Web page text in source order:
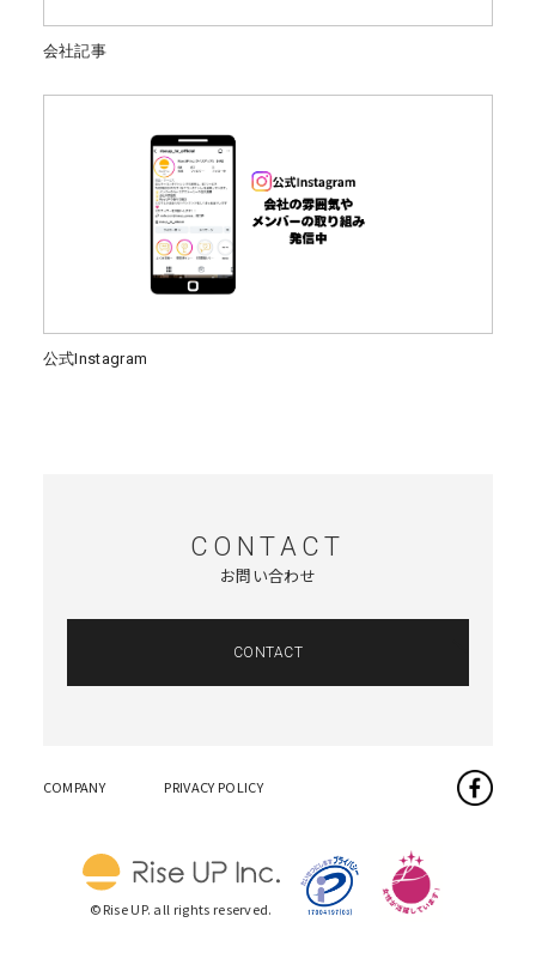
会社記事
公式Instagram
CONTACT
お問い合わせ
CONTACT
©Rise UP. all rights reserved.
COMPANY PRIVACY POLICY